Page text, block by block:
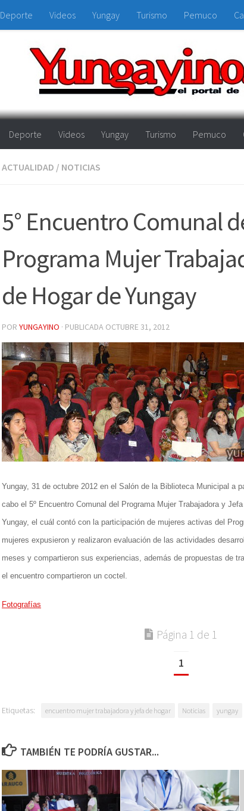
Deporte Videos Yungay Turismo Pemuco
Deporte Videos Yungay Turismo Pemuco
ACTUALIDAD / NOTICIAS
5° Encuentro Comunal
Programa Mujer
de Hogar de Yungay
POR YUNGAYINO · PUBLICADA OCTUBRE 31, 2012
Yungay, 31 de octubre 2012 en el Salón de la Biblioteca Municipal a
cabo el 5º Encuentro Comunal del Programa Mujer Trabajadora y
Yungay, el cuál contó con la participación de mujeres activas del
mujeres expusieron y realizaron evaluación de las actividades
meses y compartieron sus experiencias, además de propuestas de
el encuentro compartieron un coctel.
Fotografías
Página 1 de 1
1
Etiquetas: encuentro mujer trabajadora y jefa de hogar Noticias yungay
TAMBIÉN TE PODRÍA GUSTAR...